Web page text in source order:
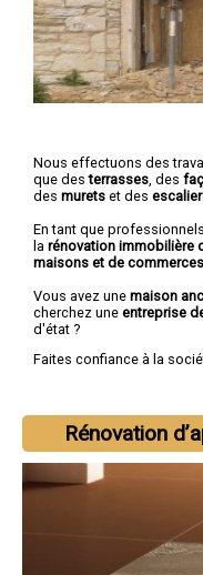
Nous effectuons des
que desterrasses , des
des murets et des
En tant que
la rénovation immobilière
maisons et de commerces
Vous avez une maison
cherchez une entreprise
d'état ?
Faites confiance à la
Rénovation